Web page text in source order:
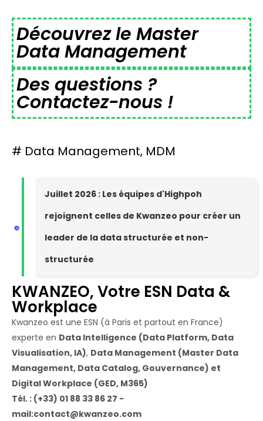
Découvrez le Master
Data Management
Des questions ?
Contactez-nous !
# Data Management, MDM
Juillet 2026 : Les équipes d'Highpoh
rejoignent celles de Kwanzeo pour créer un
leader de la data structurée et non-
structurée
KWANZEO, Votre ESN Data &
Workplace
Kwanzeo est une ESN (à Paris et partout en France)
experte en Data Intelligence (Data Platform, Data
Visualisation, IA), Data Management (Master Data
Management, Data Catalog, Gouvernance) et
Digital Workplace (GED, M365)
Tél. : (+33) 01 88 33 86 27 -
mail:contact@kwanzeo.com